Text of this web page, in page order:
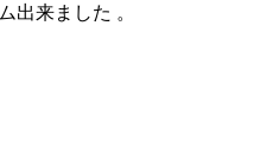
出来ました 。